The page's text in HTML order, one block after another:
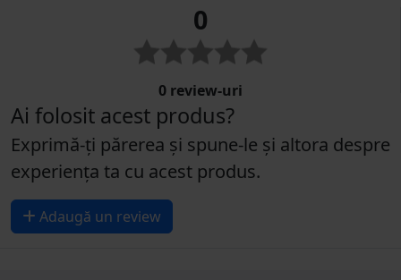
0
0 review-uri
Ai folosit acest produs?
Exprimă-ți părerea și spune-le și altora despre
experiența ta cu acest produs.
Adaugă un review